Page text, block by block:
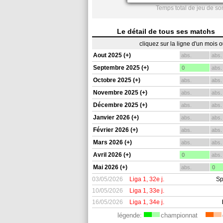
Temps total de jeu de
Le détail de tous ses matchs
cliquez sur la ligne d'un mois
Aout 2025 (+)
abs. abs.
Septembre 2025 (+) 0 abs.
Octobre 2025 (+) abs. abs.
Novembre 2025 (+) abs. abs.
Décembre 2025 (+) abs. abs.
Janvier 2026 (+) abs. abs.
Février 2026 (+) abs. abs.
Mars 2026 (+) abs. abs.
Avril 2026 (+) 0 abs.
Mai 2026 (+) abs. 0
03/05/2026 Liga 1, 32e j.
10/05/2026
Liga 1, 33e j.
16/05/2026
Liga 1, 34e j.
légende: championnat